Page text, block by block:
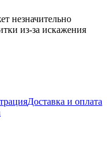
незначительно
из-за искажения
Доставка и оплата